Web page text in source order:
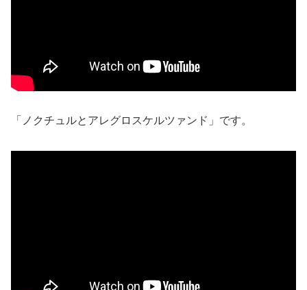
「ノクチュルとアレグロスケルツァンド」です。